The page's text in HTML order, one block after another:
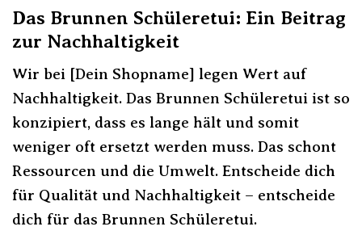
Das Brunnen Schüleretui: Ein Beitrag
zur Nachhaltigkeit
Wir bei [Dein Shopname] legen Wert auf
Nachhaltigkeit. Das Brunnen Schüleretui ist so
konzipiert, dass es lange hält und somit
weniger oft ersetzt werden muss. Das schont
Ressourcen und die Umwelt. Entscheide dich
für Qualität und Nachhaltigkeit – entscheide
dich für das Brunnen Schüleretui.